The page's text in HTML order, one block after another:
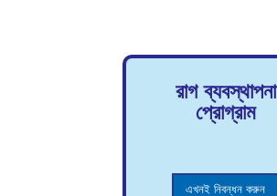
রাগ ব্যবস্থাপনা
প্রোগ্রাম
এখনই নিবন্ধন করুন